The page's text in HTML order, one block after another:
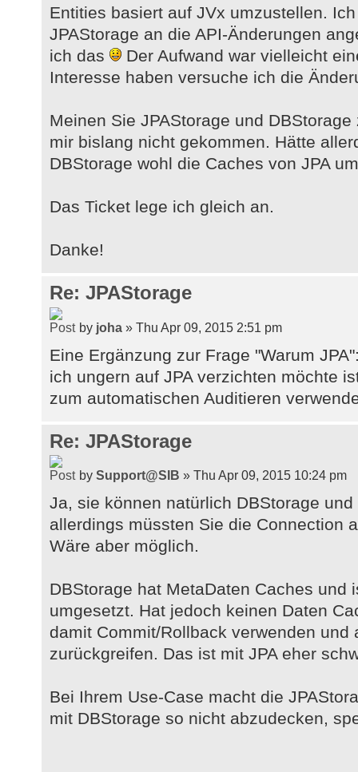
Entities basiert auf JVx umzustellen.
JPAStorage an die API-Änderungen
ich das
Der Aufwand war vielleicht
Interesse haben versuche ich die
Meinen Sie JPAStorage und
mir bislang nicht gekommen. Hätte
DBStorage wohl die Caches von JPA
Das Ticket lege ich gleich an.
Danke!
Re: JPAStorage
by joha » Thu Apr 09, 2015 2:51 pm
Eine Ergänzung zur Frage "Warum
ich ungern auf JPA verzichten möchte
zum automatischen Auditieren
Re: JPAStorage
by Support@SIB » Thu Apr 09, 2015 10:24 pm
Ja, sie können natürlich DBStorage
allerdings müssten Sie die Connection
Wäre aber möglich.
DBStorage hat MetaDaten Caches und
umgesetzt. Hat jedoch keinen Daten
damit Commit/Rollback verwenden und
zurückgreifen. Das ist mit JPA eher
Bei Ihrem Use-Case macht die
mit DBStorage so nicht abzudecken,